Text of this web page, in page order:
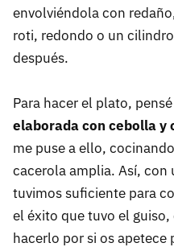
envolviéndola con
roti, redondo o un
después.
Para hacer el plato,
elaborada con cebolla y
me puse a ello,
cacerola amplia. Así, con
tuvimos suficiente para
el éxito que tuvo el
hacerlo por si os apetece